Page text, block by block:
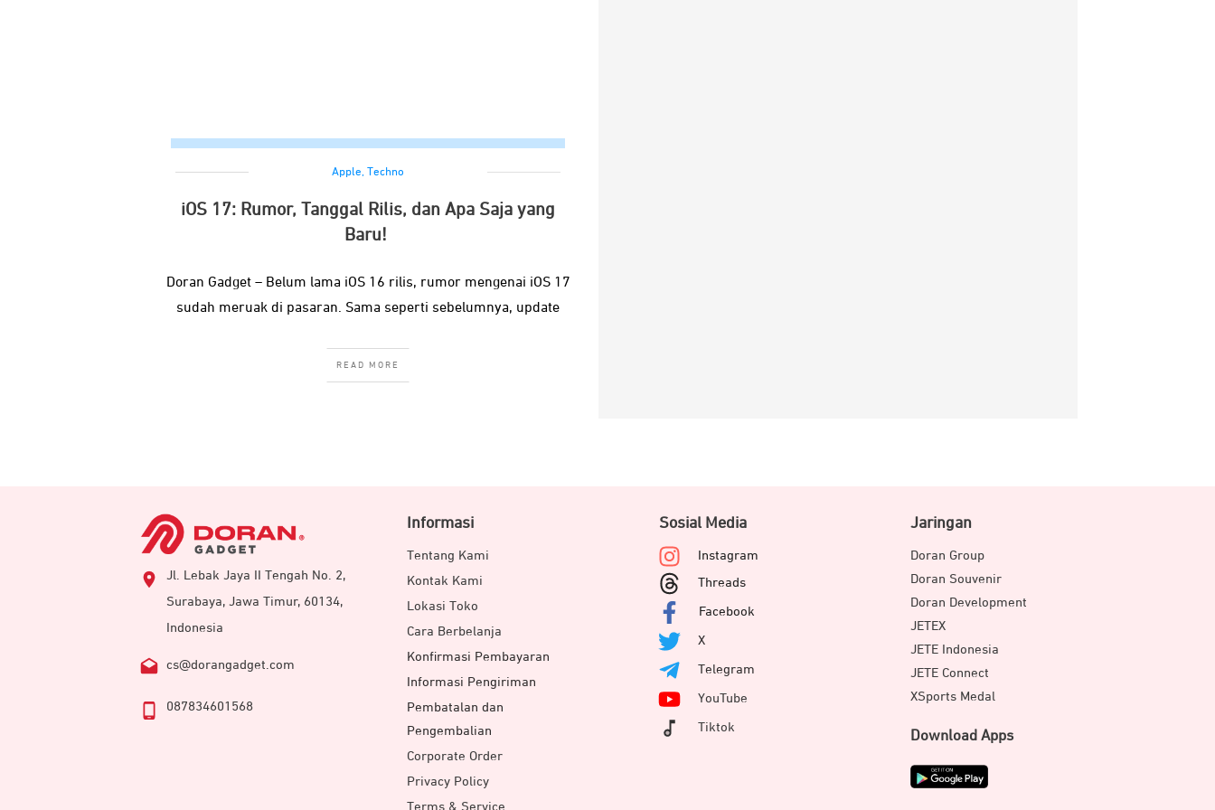
Apple, Techno
iOS 17: Rumor, Tanggal Rilis, dan Apa Saja yang
Baru!
Doran Gadget – Belum lama iOS 16 rilis, rumor mengenai iOS 17
sudah meruak di pasaran. Sama seperti sebelumnya, update
READ MORE
Jl. Lebak Jaya II Tengah No. 2,
Surabaya, Jawa Timur, 60134,
Indonesia
cs@dorangadget.com
087834601568
Informasi
Tentang Kami
Kontak Kami
Lokasi Toko
Cara Berbelanja
Konfirmasi Pembayaran
Informasi Pengiriman
Pembatalan dan
Pengembalian
Corporate Order
Privacy Policy
Terms & Service
Sosial Media
Instagram
Threads
Facebook
X
Telegram
YouTube
Tiktok
Jaringan
Doran Group
Doran Souvenir
Doran Development
JETEX
JETE Indonesia
JETE Connect
XSports Medal
Download Apps